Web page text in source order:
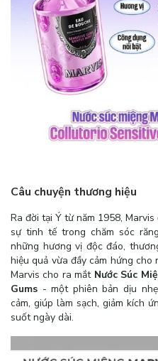
Câu chuyện thương hiệu
Ra đời tại Ý từ năm 1958,
sự tinh tế trong chăm sóc
những hương vị độc đáo,
hiệu quả vừa đầy cảm hứng
Marvis cho ra mắt Nước Súc
Gums - một phiên bản dịu
cảm, giúp làm sạch, giảm kích
suốt ngày dài.